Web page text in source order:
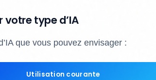
votre type d’IA
que vous pouvez envisager :
Utilisation courante